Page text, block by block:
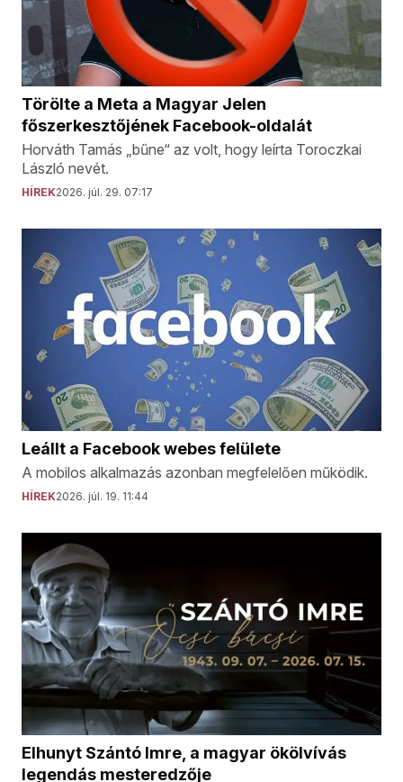
Törölte a Meta a Magyar Jelen
főszerkesztőjének Facebook-oldalát
Horváth Tamás „bűne“ az volt, hogy leírta Toroczkai
László nevét.
HÍREK2026. júl. 29. 07:17
Leállt a Facebook webes felülete
A mobilos alkalmazás azonban megfelelően működik.
HÍREK2026. júl. 19. 11:44
Elhunyt Szántó Imre, a magyar ökölvívás
legendás mesteredzője